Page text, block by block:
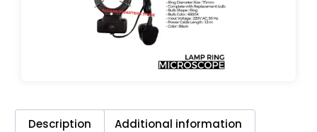
Description
Additional information